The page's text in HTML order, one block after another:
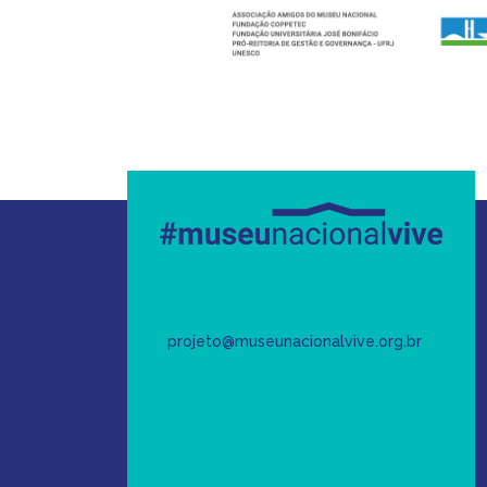
projeto@museunacionalvive.org.br